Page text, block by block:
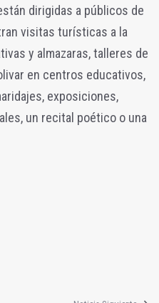
dirigidas a públicos de
visitas turísticas a la
y almazaras, talleres de
en centros educativos,
exposiciones,
un recital poético o una